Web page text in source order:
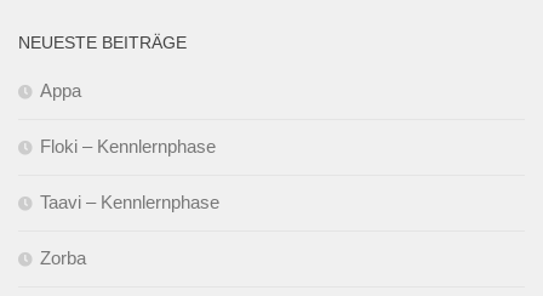
NEUESTE BEITRÄGE
Appa
Floki – Kennlernphase
Taavi – Kennlernphase
Zorba